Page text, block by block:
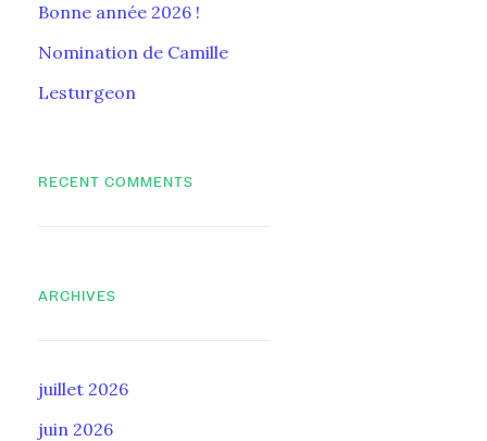
Bonne année 2026 !
Nomination de Camille
Lesturgeon
RECENT COMMENTS
ARCHIVES
juillet 2026
juin 2026